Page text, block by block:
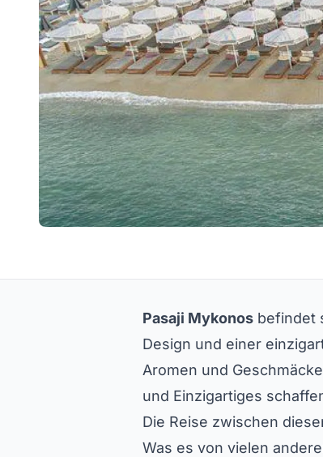
Pasaji Mykonos befindet
Design und einer
Aromen und
und Einzigartiges
Die Reise zwischen
Was es von vielen